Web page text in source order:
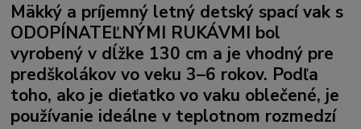
Mäkký a príjemný letný detský spací vak s
ODOPÍNATEĽNÝMI RUKÁVMI bol
vyrobený v dĺžke 130 cm a je vhodný pre
predškolákov vo veku 3–6 rokov. Podľa
toho, ako je dieťatko vo vaku oblečené, je
používanie ideálne v teplotnom rozmedzí